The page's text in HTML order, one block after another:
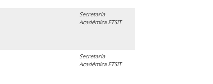
Secretaría
Académica ETSIT
Secretaría
Académica ETSIT